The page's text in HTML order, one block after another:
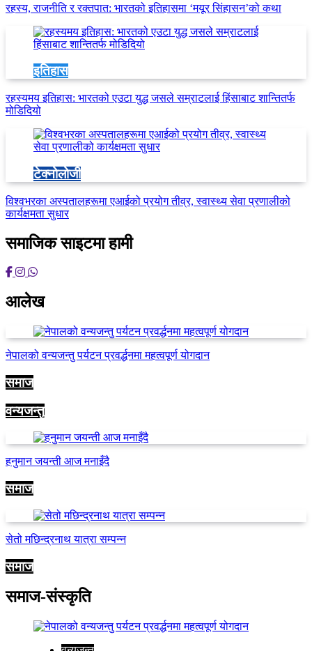
रहस्य, राजनीति र रक्तपात: भारतको इतिहासमा ‘मयूर सिंहासन’को कथा
इतिहास
रहस्यमय इतिहास: भारतको एउटा युद्ध जसले सम्राटलाई हिंसाबाट शान्तितर्फ
मोडिदियो
टेक्नोलोजी
विश्वभरका अस्पतालहरूमा एआईको प्रयोग तीव्र, स्वास्थ्य सेवा प्रणालीको
कार्यक्षमता सुधार
समाजिक साइटमा हामी
आलेख
नेपालको वन्यजन्तु पर्यटन प्रवर्द्धनमा महत्वपूर्ण योगदान
समाज
वन्यजन्तु
हनुमान जयन्ती आज मनाइँदै
समाज
सेतो मछिन्द्रनाथ यात्रा सम्पन्न
समाज
समाज-संस्कृति